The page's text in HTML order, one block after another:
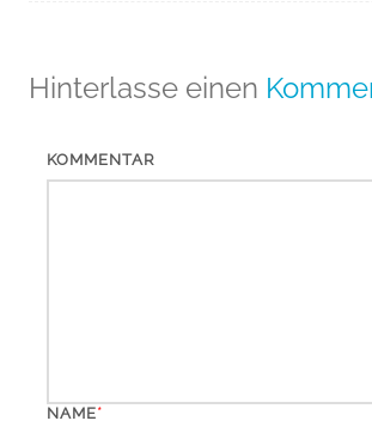
Hinterlasse einen
KOMMENTAR
NAME*